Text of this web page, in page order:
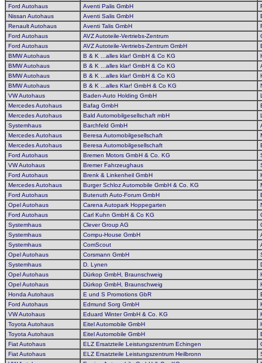
Ford Autohaus
Aventi Palis GmbH
Nissan Autohaus
Aventi Salis GmbH
Renault Autohaus
Aventi Talis GmbH
Ford Autohaus
AVZ Autoteile-Vertriebs-Zentrum
Ford Autohaus
AVZ Autoteile-Vertriebs-Zentrum GmbH
BMW Autohaus
B & K ...alles klar! GmbH & Co KG
BMW Autohaus
B & K ...alles klar! GmbH & Co KG
BMW Autohaus
B & K ...alles klar! GmbH & Co KG
BMW Autohaus
B & K ...alles Klar! GmbH & Co KG
VW Autohaus
Baden-Auto Holding GmbH
Mercedes Autohaus
Bafag GmbH
Mercedes Autohaus
Bald Automobilgesellschaft mbH
Systemhaus
Barchfeld GmbH
Mercedes Autohaus
Beresa Automobilgesellschaft
Mercedes Autohaus
Beresa Automobilgesellschaft
Ford Autohaus
Bremen Motors GmbH & Co. KG
VW Autohaus
Bremer Fahrzeughaus
Ford Autohaus
Brenk & Linkenheil GmbH
Mercedes Autohaus
Burger Schloz Automobile GmbH & Co. KG
Ford Autohaus
Butenuth Auto-Forum GmbH
Opel Autohaus
Carena Autopark Hoppegarten
Ford Autohaus
Carl Kuhn GmbH & Co KG
Systemhaus
Clever Group AG
Systemhaus
Compu-House GmbH
Systemhaus
ComScout
Opel Autohaus
Corsmann GmbH
Systemhaus
D. Lynen
Opel Autohaus
Dürkop GmbH, Braunschweig
Opel Autohaus
Dürkop GmbH, Braunschweig
Honda Autohaus
E und S Promotions GbR
Ford Autohaus
Edmund Sorg GmbH
VW Autohaus
Eduard Winter GmbH & Co. KG
Toyota Autohaus
Eitel Automobile GmbH
Toyota Autohaus
Eitel Automobile GmbH
Fiat Autohaus
ELZ Ersatzteile Leistungszentrum Echingen
Fiat Autohaus
ELZ Ersatzteile Leistungszentrum Heilbronn